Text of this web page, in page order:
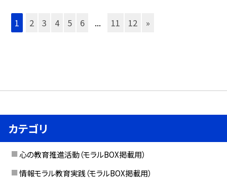
1 2 3 4 5 6 ... 11 12 »
カテゴリ
心の教育推進活動（モラルBOX掲載用）
情報モラル教育実践（モラルBOX掲載用）